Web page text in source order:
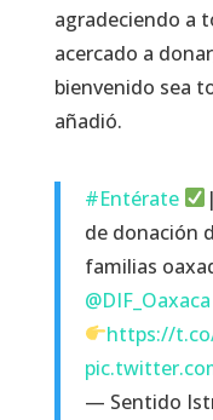
agradeciendo a
acercado a
bienvenido sea
añadió.
#Entérate
de donación
familias
@DIF_Oaxaca
https://
— Sentido